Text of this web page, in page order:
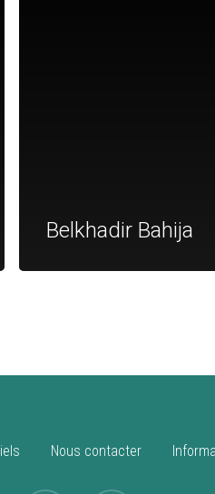
Belkhadir Bahija
Nous contacter